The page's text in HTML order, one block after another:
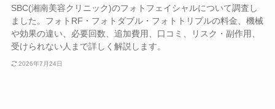
SBC(湘南美容クリニック)のフォトフェイシャルについて調査し
ました。フォトRF・フォトダブル・フォトトリプルの料金、機械
や効果の違い、必要回数、追加費用、口コミ、リスク・副作用、
受けられない人まで詳しく解説します。
2026年7月24日